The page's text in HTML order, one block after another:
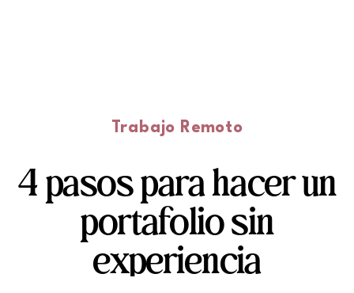
4 pasos para hacer un
portafolio sin
experiencia
Trabajo Remoto